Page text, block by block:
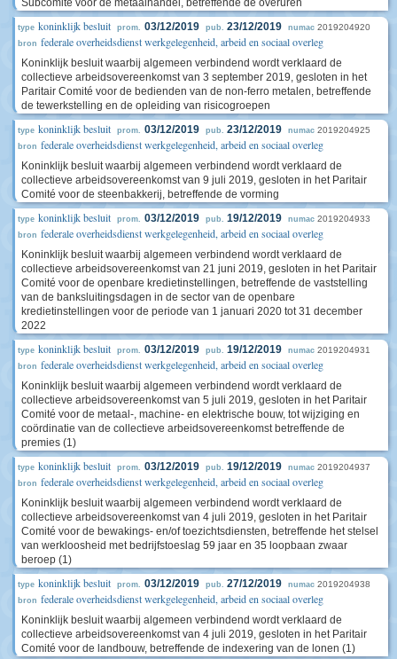
Subcomité voor de metaalhandel, betreffende de overuren
type koninklijk besluit prom. 03/12/2019 pub. 23/12/2019 numac 2019204920
bron federale overheidsdienst werkgelegenheid, arbeid en sociaal overleg
Koninklijk besluit waarbij algemeen verbindend wordt verklaard de
collectieve arbeidsovereenkomst van 3 september 2019, gesloten in het
Paritair Comité voor de bedienden van de non-ferro metalen, betreffende
de tewerkstelling en de opleiding van risicogroepen
type koninklijk besluit prom. 03/12/2019 pub. 23/12/2019 numac 2019204925
bron federale overheidsdienst werkgelegenheid, arbeid en sociaal overleg
Koninklijk besluit waarbij algemeen verbindend wordt verklaard de
collectieve arbeidsovereenkomst van 9 juli 2019, gesloten in het Paritair
Comité voor de steenbakkerij, betreffende de vorming
type koninklijk besluit prom. 03/12/2019 pub. 19/12/2019 numac 2019204933
bron federale overheidsdienst werkgelegenheid, arbeid en sociaal overleg
Koninklijk besluit waarbij algemeen verbindend wordt verklaard de
collectieve arbeidsovereenkomst van 21 juni 2019, gesloten in het Paritair
Comité voor de openbare kredietinstellingen, betreffende de vaststelling
van de banksluitingsdagen in de sector van de openbare
kredietinstellingen voor de periode van 1 januari 2020 tot 31 december
2022
type koninklijk besluit prom. 03/12/2019 pub. 19/12/2019 numac 2019204931
bron federale overheidsdienst werkgelegenheid, arbeid en sociaal overleg
Koninklijk besluit waarbij algemeen verbindend wordt verklaard de
collectieve arbeidsovereenkomst van 5 juli 2019, gesloten in het Paritair
Comité voor de metaal-, machine- en elektrische bouw, tot wijziging en
coördinatie van de collectieve arbeidsovereenkomst betreffende de
premies (1)
type koninklijk besluit prom. 03/12/2019 pub. 19/12/2019 numac 2019204937
bron federale overheidsdienst werkgelegenheid, arbeid en sociaal overleg
Koninklijk besluit waarbij algemeen verbindend wordt verklaard de
collectieve arbeidsovereenkomst van 4 juli 2019, gesloten in het Paritair
Comité voor de bewakings- en/of toezichtsdiensten, betreffende het stelsel
van werkloosheid met bedrijfstoeslag 59 jaar en 35 loopbaan zwaar
beroep (1)
type koninklijk besluit prom. 03/12/2019 pub. 27/12/2019 numac 2019204938
bron federale overheidsdienst werkgelegenheid, arbeid en sociaal overleg
Koninklijk besluit waarbij algemeen verbindend wordt verklaard de
collectieve arbeidsovereenkomst van 4 juli 2019, gesloten in het Paritair
Comité voor de landbouw, betreffende de indexering van de lonen (1)